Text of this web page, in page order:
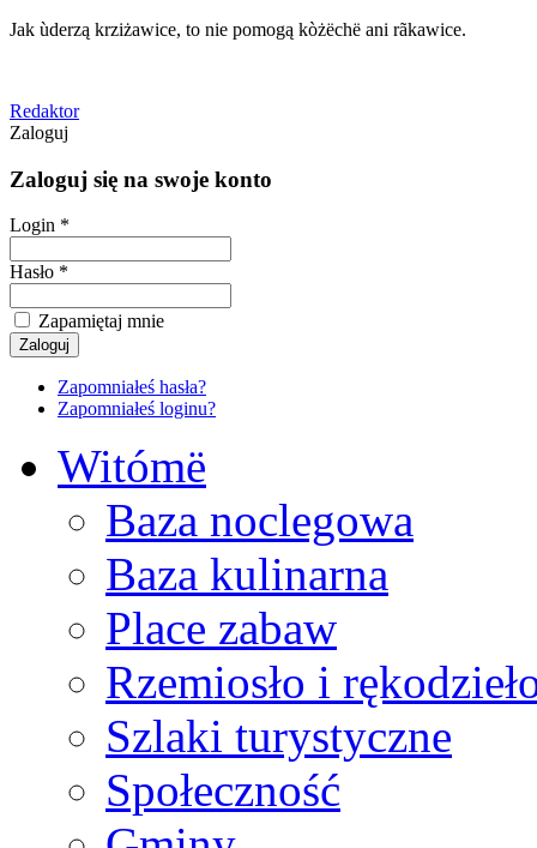
Jak ùderzą krziżawice, to nie pomogą kòżëchë ani rãkawice.
Redaktor
Zaloguj
Zaloguj się na swoje konto
Login *
Hasło *
Zapamiętaj mnie
Zapomniałeś hasła?
Zapomniałeś loginu?
Witómë
Baza noclegowa
Baza kulinarna
Place zabaw
Rzemiosło i
Szlaki turystyczne
Społeczność